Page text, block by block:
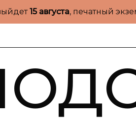
15 августа, печатный